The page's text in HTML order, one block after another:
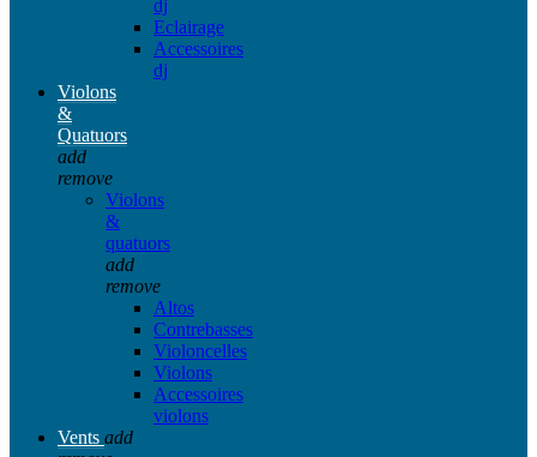
dj
Eclairage
Accessoires
dj
Violons
&
Quatuors
add
remove
Violons
&
quatuors
add
remove
Altos
Contrebasses
Violoncelles
Violons
Accessoires
violons
Vents add